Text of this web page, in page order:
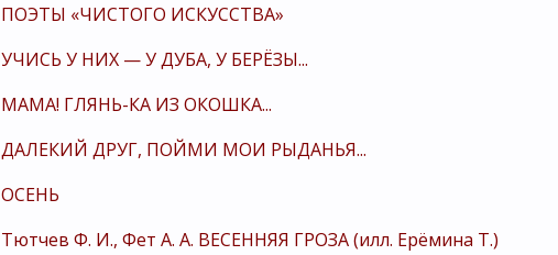
ПОЭТЫ «ЧИСТОГО ИСКУССТВА»
УЧИСЬ У НИХ — У ДУБА, У БЕРЁЗЫ...
МАМА! ГЛЯНЬ-КА ИЗ ОКОШКА...
ДАЛЕКИЙ ДРУГ, ПОЙМИ МОИ РЫДАНЬЯ...
ОСЕНЬ
Тютчев Ф. И., Фет А. А. ВЕСЕННЯЯ ГРОЗА (илл. Ерёмина Т.)